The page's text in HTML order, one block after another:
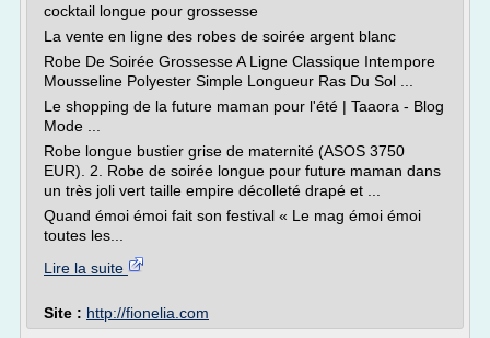
cocktail longue pour grossesse
La vente en ligne des robes de soirée argent blanc
Robe De Soirée Grossesse A Ligne Classique Intempore
Mousseline Polyester Simple Longueur Ras Du Sol ...
Le shopping de la future maman pour l'été | Taaora - Blog
Mode ...
Robe longue bustier grise de maternité (ASOS 3750
EUR). 2. Robe de soirée longue pour future maman dans
un très joli vert taille empire décolleté drapé et ...
Quand émoi émoi fait son festival « Le mag émoi émoi
toutes les...
Lire la suite
Site : http://fionelia.com